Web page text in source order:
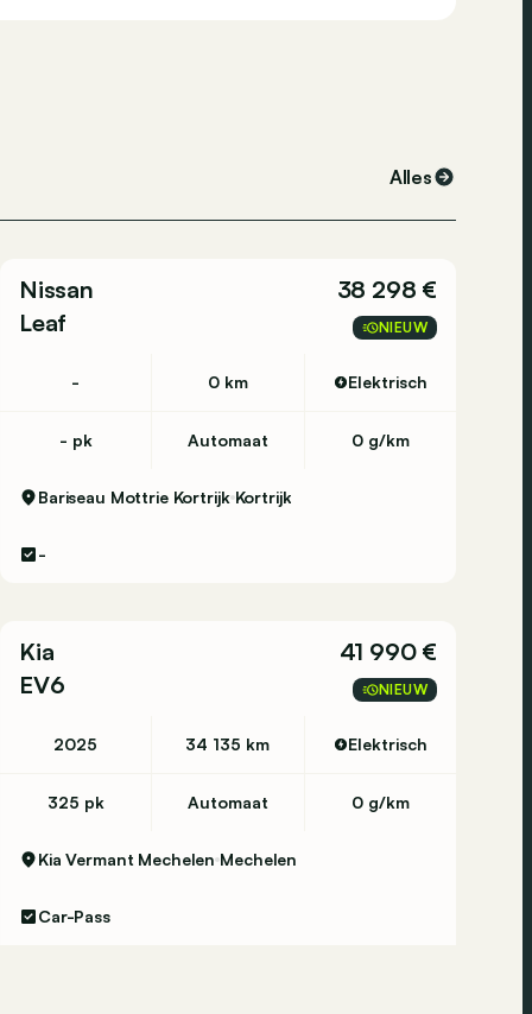
Alles
Nissan
Leaf
38 298 €
NIEUW
- 0 km Elektrisch
- pk Automaat 0 g/km
Bariseau Mottrie Kortrijk Kortrijk
-
Kia
EV6
41 990 €
NIEUW
2025 34 135 km Elektrisch
325 pk Automaat 0 g/km
Kia Vermant Mechelen Mechelen
Car-Pass